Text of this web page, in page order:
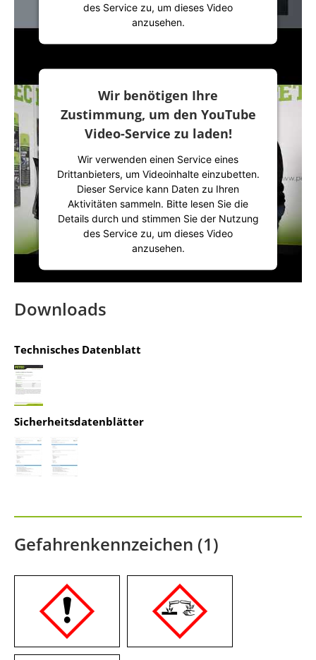
des Service zu, um dieses Video
anzusehen.
Akzeptieren
powered byUsercentrics Consent
Management Platform&IT-Recht Kanzlei
Wir benötigen Ihre
Zustimmung, um den YouTube
Video-Service zu laden!
Wir verwenden einen Service eines
Drittanbieters, um Videoinhalte einzubetten.
Dieser Service kann Daten zu Ihren
Aktivitäten sammeln. Bitte lesen Sie die
Details durch und stimmen Sie der Nutzung
des Service zu, um dieses Video
anzusehen.
powered byUsercentrics Consent
Downloads
Technisches Datenblatt
Sicherheitsdatenblätter
Gefahrenkennzeichen (1)